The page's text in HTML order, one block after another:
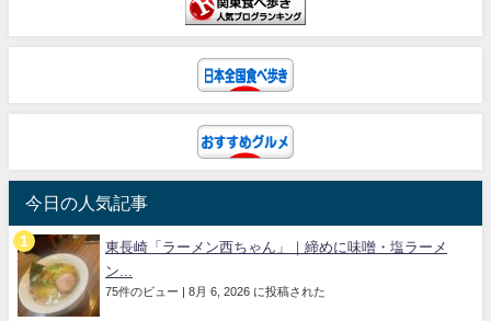
今日の人気記事
東長崎「ラーメン西ちゃん」｜締めに味噌・塩ラーメ
ン...
75件のビュー | 8月 6, 2026 に投稿された